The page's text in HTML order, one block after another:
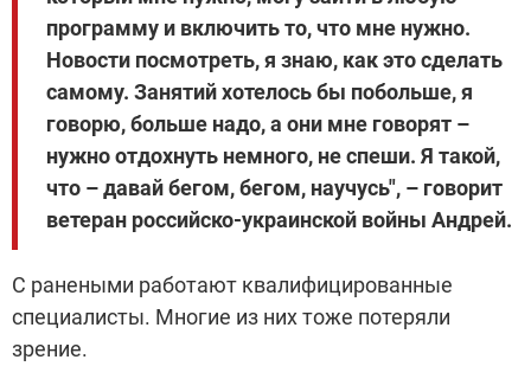
программу и включить то, что мне нужно.
Новости посмотреть, я знаю, как это сделать
самому. Занятий хотелось бы побольше, я
говорю, больше надо, а они мне говорят –
нужно отдохнуть немного, не спеши. Я такой,
что – давай бегом, бегом, научусь", – говорит
ветеран российско-украинской войны Андрей.
С ранеными работают квалифицированные
специалисты. Многие из них тоже потеряли
зрение.